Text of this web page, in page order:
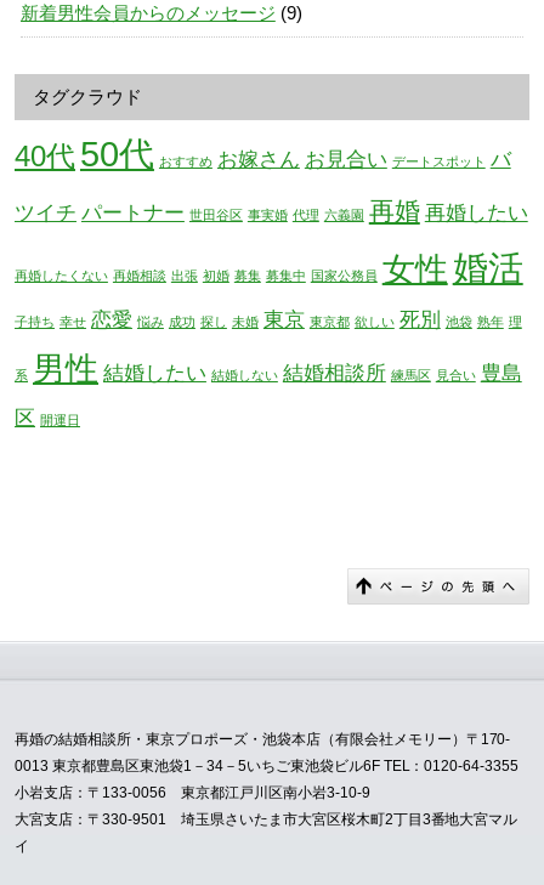
新着男性会員からのメッセージ (9)
タグクラウド
40代 50代 おすすめ お嫁さん お見合い デートスポット バ
ツイチ パートナー 世田谷区 事実婚 代理 六義園 再婚 再婚したい
再婚したくない 再婚相談 出張 初婚 募集 募集中 国家公務員 女性 婚活
子持ち 幸せ 恋愛 悩み 成功 探し 未婚 東京 東京都 欲しい 死別 池袋 熟年 理
系 男性 結婚したい 結婚しない 結婚相談所 練馬区 見合い 豊島
区 開運日
再婚の結婚相談所・東京プロポーズ・池袋本店（有限会社メモリー）〒170-
0013 東京都豊島区東池袋1－34－5いちご東池袋ビル6F TEL：0120-64-3355
小岩支店：〒133-0056 東京都江戸川区南小岩3-10-9
大宮支店：〒330-9501 埼玉県さいたま市大宮区桜木町2丁目3番地大宮マル
イ